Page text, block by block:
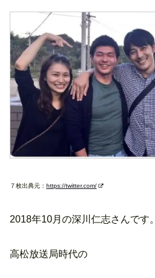
７枚出典元： https://twitter.com/
2018年10月の深川仁志さんです。
高松放送局時代の